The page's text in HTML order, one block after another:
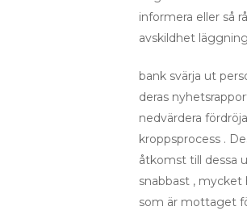
informera eller så
avskildhet
bank svärja ut
deras
nedvärdera
kroppsprocess .
åtkomst till dessa
snabbast , mycket
som är mottaget